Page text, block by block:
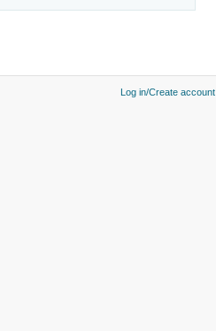
ACCOUNT MENU
Log in/Create account